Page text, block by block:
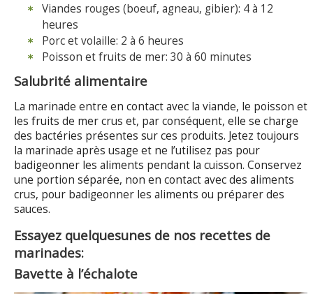
Viandes rouges (boeuf, agneau, gibier): 4 à 12
heures
Porc et volaille: 2 à 6 heures
Poisson et fruits de mer: 30 à 60 minutes
Salubrité alimentaire
La marinade entre en contact avec la viande, le poisson et
les fruits de mer crus et, par conséquent, elle se charge
des bactéries présentes sur ces produits. Jetez toujours
la marinade après usage et ne l’utilisez pas pour
badigeonner les aliments pendant la cuisson. Conservez
une portion séparée, non en contact avec des aliments
crus, pour badigeonner les aliments ou préparer des
sauces.
Essayez quelquesunes de nos recettes de
marinades:
Bavette à l’échalote